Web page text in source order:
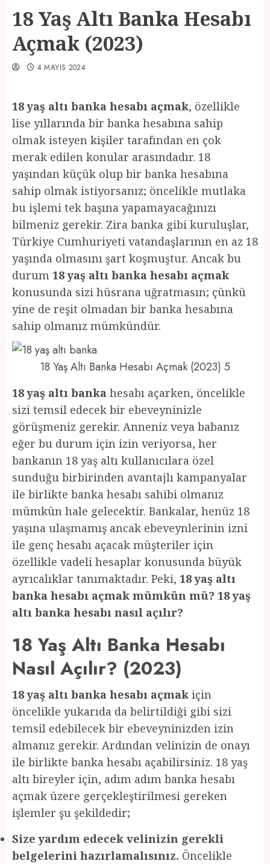
18 Yaş Altı Banka Hesabı
Açmak (2023)
4 MAYIS 2024
18 yaş altı banka hesabı açmak, özellikle
lise yıllarında bir banka hesabına sahip
olmak isteyen kişiler tarafından en çok
merak edilen konular arasındadır. 18
yaşından küçük olup bir banka hesabına
sahip olmak istiyorsanız; öncelikle mutlaka
bu işlemi tek başına yapamayacağınızı
bilmeniz gerekir. Zira banka gibi kuruluşlar,
Türkiye Cumhuriyeti vatandaşlarının en az 18
yaşında olmasını şart koşmuştur. Ancak bu
durum 18 yaş altı banka hesabı açmak
konusunda sizi hüsrana uğratmasın; çünkü
yine de reşit olmadan bir banka hesabına
sahip olmanız mümkündür.
18 Yaş Altı Banka Hesabı Açmak (2023) 5
18 yaş altı banka hesabı açarken, öncelikle
sizi temsil edecek bir ebeveyninizle
görüşmeniz gerekir. Anneniz veya babanız
eğer bu durum için izin veriyorsa, her
bankanın 18 yaş altı kullanıcılara özel
sunduğu birbirinden avantajlı kampanyalar
ile birlikte banka hesabı sahibi olmanız
mümkün hale gelecektir. Bankalar, henüz 18
yaşına ulaşmamış ancak ebeveynlerinin izni
ile genç hesabı açacak müşteriler için
özellikle vadeli hesaplar konusunda büyük
ayrıcalıklar tanımaktadır. Peki, 18 yaş altı
banka hesabı açmak mümkün mü? 18 yaş
altı banka hesabı nasıl açılır?
18 Yaş Altı Banka Hesabı
Nasıl Açılır? (2023)
18 yaş altı banka hesabı açmak için
öncelikle yukarıda da belirtildiği gibi sizi
temsil edebilecek bir ebeveyninizden izin
almanız gerekir. Ardından velinizin de onayı
ile birlikte banka hesabı açabilirsiniz. 18 yaş
altı bireyler için, adım adım banka hesabı
açmak üzere gerçekleştirilmesi gereken
işlemler şu şekildedir;
Size yardım edecek velinizin gerekli
belgelerini hazırlamalısınız. Öncelikle